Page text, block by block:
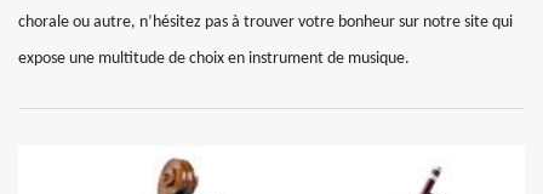
chorale ou autre, n’hésitez pas à trouver votre bonheur sur notre site qui
expose une multitude de choix en instrument de musique.